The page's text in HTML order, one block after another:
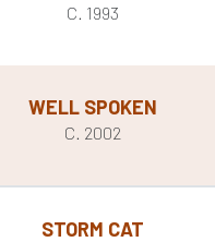
C. 1993
WELL SPOKEN
C. 2002
STORM CAT